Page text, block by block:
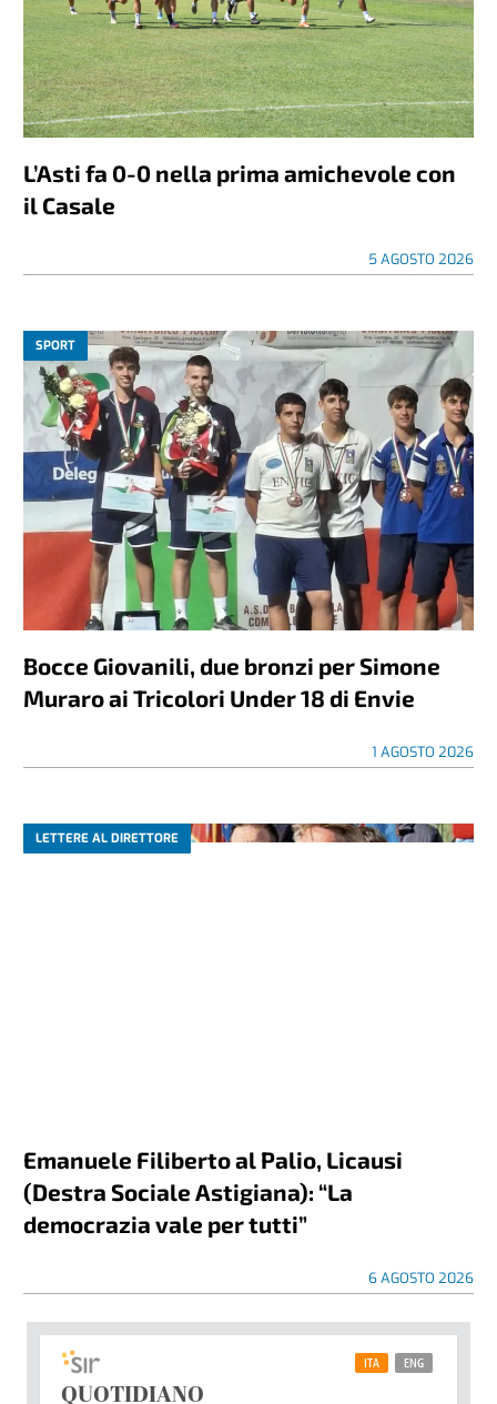
L’Asti fa 0-0 nella prima amichevole con
il Casale
5 AGOSTO 2026
SPORT
Bocce Giovanili, due bronzi per Simone
Muraro ai Tricolori Under 18 di Envie
1 AGOSTO 2026
LETTERE AL DIRETTORE
Emanuele Filiberto al Palio, Licausi
(Destra Sociale Astigiana): “La
democrazia vale per tutti”
6 AGOSTO 2026